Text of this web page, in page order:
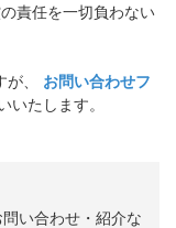
責任を一切負わない
、
お問い合わせフ
いたします。
い合わせ・紹介な